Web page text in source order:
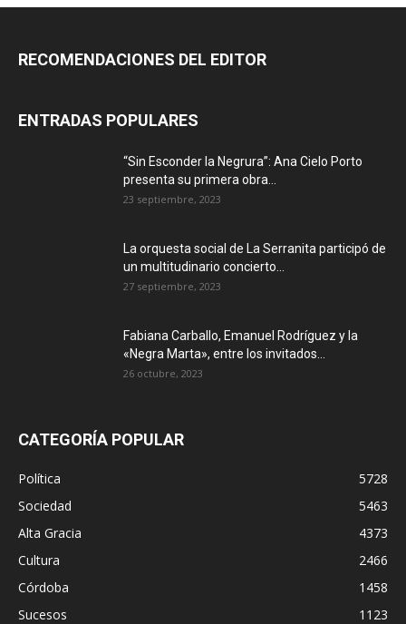
RECOMENDACIONES DEL EDITOR
ENTRADAS POPULARES
“Sin Esconder la Negrura”: Ana Cielo Porto
presenta su primera obra...
23 septiembre, 2023
La orquesta social de La Serranita participó de
un multitudinario concierto...
27 septiembre, 2023
Fabiana Carballo, Emanuel Rodríguez y la
«Negra Marta», entre los invitados...
26 octubre, 2023
CATEGORÍA POPULAR
Política
5728
Sociedad
5463
Alta Gracia
4373
Cultura
2466
Córdoba
1458
Sucesos
1123